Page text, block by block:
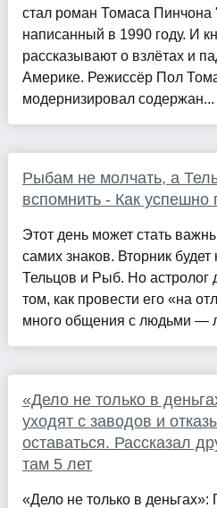
стал роман Томаса Пинчона
написанный в 1990 году. И
рассказывают о взлётах и
Америке. Режиссёр Пол
модернизировал содержан...
Рыбам не молчать, а
вспомнить - Как успешно
Этот день может стать
самих знаков. Вторник
Тельцов и Рыб. Но астролог
том, как провести его «на
много общения с людьми —
«Дело не только в
уходят с заводов и
оставаться. Рассказал
там 5 лет
«Дело не только в